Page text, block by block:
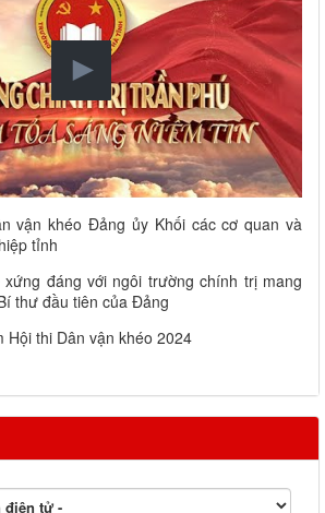
vận khéo Đảng ủy Khối các cơ quan và
tỉnh
đáng với ngôi trường chính trị mang
thư đầu tiên của Đảng
Hội thi Dân vận khéo 2024